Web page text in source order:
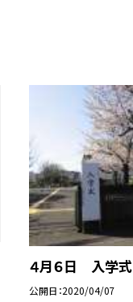
４月６日 入学式
公開日 2020/04/07